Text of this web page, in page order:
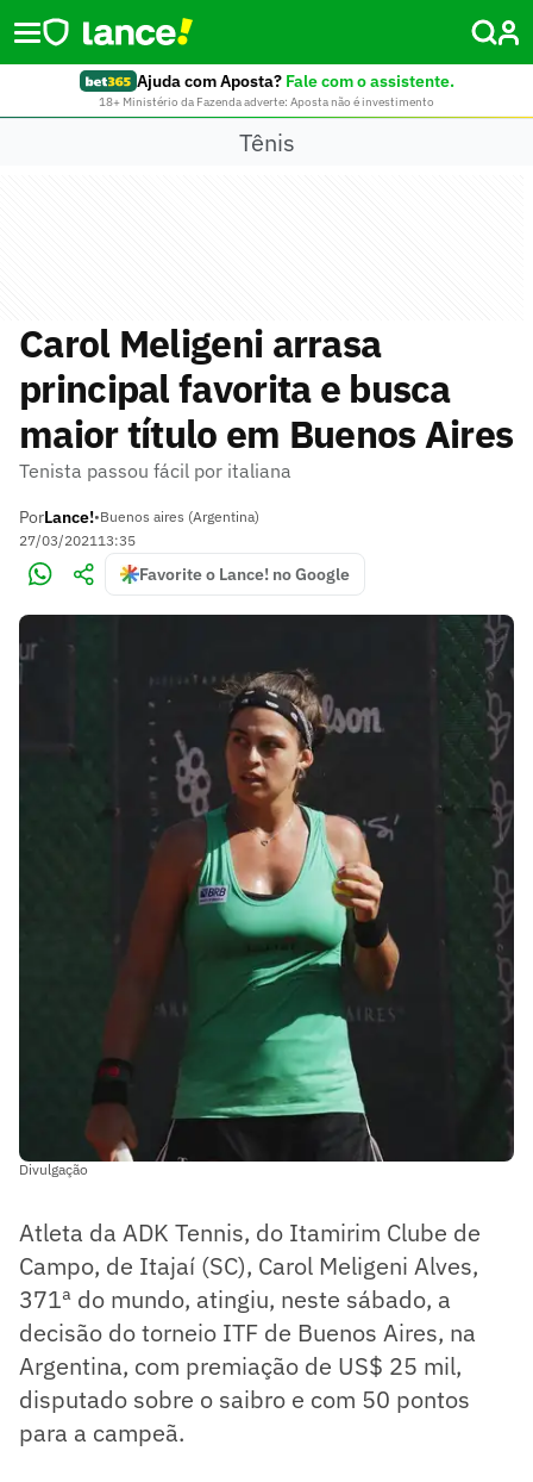
Ajuda com Aposta? Fale com o assistente.
18+ Ministério da Fazenda adverte: Aposta não é investimento
Tênis
Carol Meligeni arrasa
principal favorita e busca
maior título em Buenos Aires
Tenista passou fácil por italiana
PorLance!•Buenos aires (Argentina)
27/03/202113:35
Favorite o Lance! no Google
Divulgação
Atleta da ADK Tennis, do Itamirim Clube de
Campo, de Itajaí (SC), Carol Meligeni Alves,
371ª do mundo, atingiu, neste sábado, a
decisão do torneio ITF de Buenos Aires, na
Argentina, com premiação de US$ 25 mil,
disputado sobre o saibro e com 50 pontos
para a campeã.